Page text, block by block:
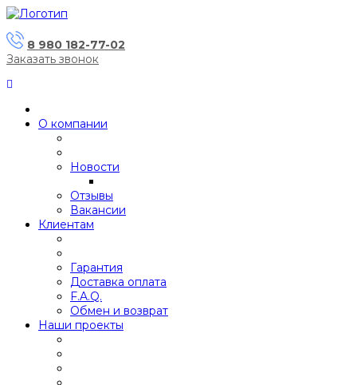
8 980 182-77-02
Заказать звонок
О компании
Новости
Отзывы
Вакансии
Клиентам
Гарантия
Доставка оплата
F.A.Q.
Обмен и возврат
Наши проекты